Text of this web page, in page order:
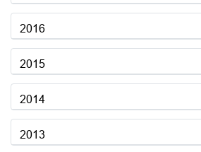
2016
2015
2014
2013